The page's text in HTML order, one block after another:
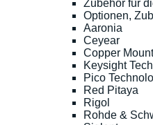
Zubehör für
Optionen,
Aaronia
Ceyear
Copper
Keysight
Pico
Red Pitaya
Rigol
Rohde &